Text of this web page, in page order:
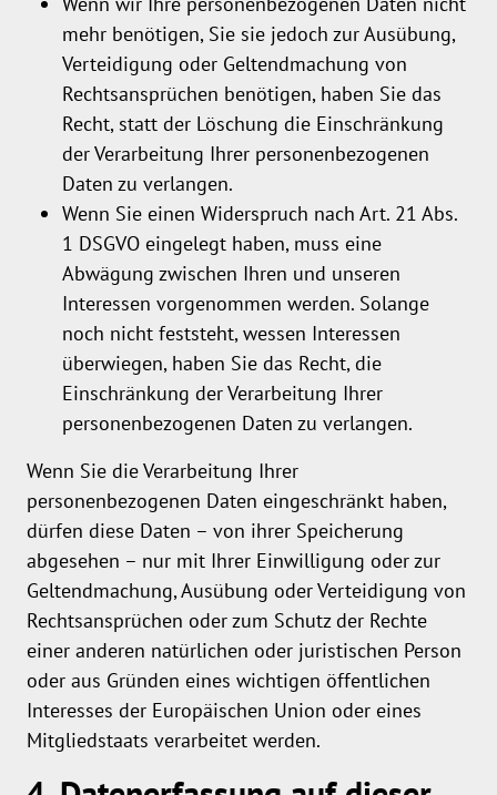
mehr benötigen, Sie sie jedoch zur Ausübung,
Verteidigung oder Geltendmachung von
Rechtsansprüchen benötigen, haben Sie das
Recht, statt der Löschung die Einschränkung
der Verarbeitung Ihrer personenbezogenen
Daten zu verlangen.
Wenn Sie einen Widerspruch nach Art. 21 Abs.
1 DSGVO eingelegt haben, muss eine
Abwägung zwischen Ihren und unseren
Interessen vorgenommen werden. Solange
noch nicht feststeht, wessen Interessen
überwiegen, haben Sie das Recht, die
Einschränkung der Verarbeitung Ihrer
personenbezogenen Daten zu verlangen.
Wenn Sie die Verarbeitung Ihrer
personenbezogenen Daten eingeschränkt haben,
dürfen diese Daten – von ihrer Speicherung
abgesehen – nur mit Ihrer Einwilligung oder zur
Geltendmachung, Ausübung oder Verteidigung von
Rechtsansprüchen oder zum Schutz der Rechte
einer anderen natürlichen oder juristischen Person
oder aus Gründen eines wichtigen öffentlichen
Interesses der Europäischen Union oder eines
Mitgliedstaats verarbeitet werden.